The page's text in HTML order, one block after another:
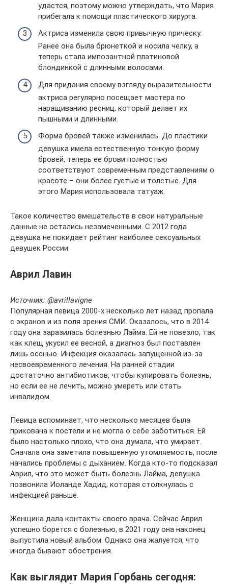
удастся, поэтому можно утверждать, что Мария
прибегала к помощи пластического хирурга.
Актриса изменила свою привычную прическу.
Ранее она была брюнеткой и носила челку, а
теперь стала импозантной платиновой
блондинкой с длинными волосами.
Для придания своему взгляду выразительности
актриса регулярно посещает мастера по
наращиванию ресниц, который делает их
пышными и длинными.
Форма бровей также изменилась. До пластики
девушка имела естественную тонкую форму
бровей, теперь ее брови полностью
соответствуют современным представлениям о
красоте – они более густые и толстые. Для
этого Мария использовала татуаж.
Такое количество вмешательств в свои натуральные
данные не остались незамеченными. С 2012 года
девушка не покидает рейтинг наиболее сексуальных
девушек России.
Аврил Лавин
Источник: @avrillavigne
Популярная певица 2000-х несколько лет назад пропала
с экранов и из поля зрения СМИ. Оказалось, что в 2014
году она заразилась болезнью Лайма. Ей не повезло, так
как клещ укусил ее весной, а диагноз был поставлен
лишь осенью. Инфекция оказалась запущенной из-за
несвоевременного лечения. На ранней стадии
достаточно антибиотиков, чтобы купировать болезнь,
но если ее не лечить, можно умереть или стать
инвалидом.
Певица вспоминает, что несколько месяцев была
прикована к постели и не могла о себе заботиться. Ей
было настолько плохо, что она думала, что умирает.
Сначала она заметила повышенную утомляемость, после
начались проблемы с дыханием. Когда кто-то подсказал
Аврил, что это может быть болезнь Лайма, девушка
позвонила Иоланде Хадид, которая столкнулась с
инфекцией раньше.
Женщина дала контакты своего врача. Сейчас Аврил
успешно борется с болезнью, в 2021 году она наконец
выпустила новый альбом. Однако она жалуется, что
иногда бывают обострения.
Как выглядит Мария Горбань сегодня: